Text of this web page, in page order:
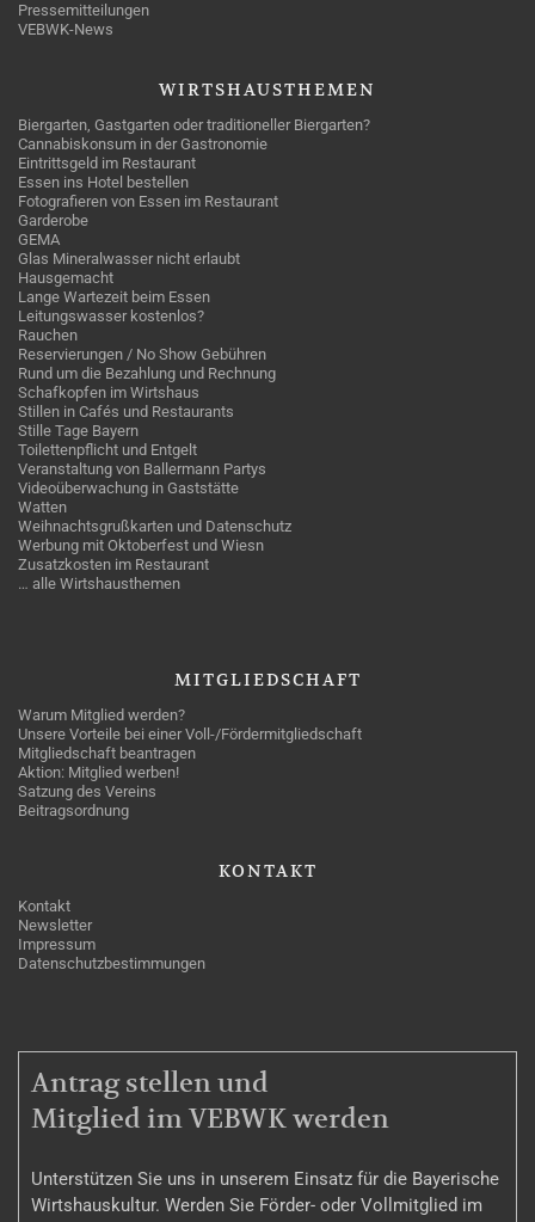
Pressemitteilungen
VEBWK-News
WIRTSHAUSTHEMEN
Biergarten, Gastgarten oder traditioneller Biergarten?
Cannabiskonsum in der Gastronomie
Eintrittsgeld im Restaurant
Essen ins Hotel bestellen
Fotografieren von Essen im Restaurant
Garderobe
GEMA
Glas Mineralwasser nicht erlaubt
Hausgemacht
Lange Wartezeit beim Essen
Leitungswasser kostenlos?
Rauchen
Reservierungen / No Show Gebühren
Rund um die Bezahlung und Rechnung
Schafkopfen im Wirtshaus
Stillen in Cafés und Restaurants
Stille Tage Bayern
Toilettenpflicht und Entgelt
Veranstaltung von Ballermann Partys
Videoüberwachung in Gaststätte
Watten
Weihnachtsgrußkarten und Datenschutz
Werbung mit Oktoberfest und Wiesn
Zusatzkosten im Restaurant
… alle Wirtshausthemen
MITGLIEDSCHAFT
Warum Mitglied werden?
Unsere Vorteile bei einer Voll-/Fördermitgliedschaft
Mitgliedschaft beantragen
Aktion: Mitglied werben!
Satzung des Vereins
Beitragsordnung
KONTAKT
Kontakt
Newsletter
Impressum
Datenschutzbestimmungen
MITGLIEDSCHAFT
Antrag stellen und
Mitglied im VEBWK werden
Unterstützen Sie uns in unserem Einsatz für die Bayerische
Wirtshauskultur. Werden Sie Förder- oder Vollmitglied im